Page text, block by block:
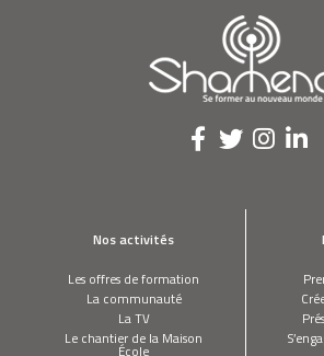
Nos activités
Les offres de formation
La communauté
La TV
Le chantier de la Maison
École